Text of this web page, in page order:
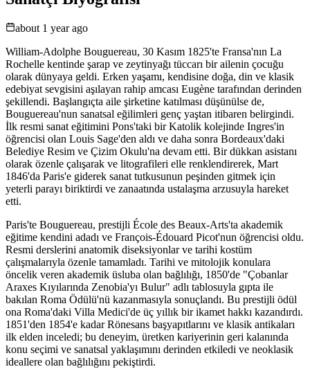
about 1 year ago
William-Adolphe Bouguereau, 30 Kasım 1825'te Fransa'nın La
Rochelle kentinde şarap ve zeytinyağı tüccarı bir ailenin çocuğu
olarak dünyaya geldi. Erken yaşamı, kendisine doğa, din ve klasik
edebiyat sevgisini aşılayan rahip amcası Eugène tarafından derinden
şekillendi. Başlangıçta aile şirketine katılması düşünülse de,
Bouguereau'nun sanatsal eğilimleri genç yaştan itibaren belirgindi.
İlk resmi sanat eğitimini Pons'taki bir Katolik kolejinde Ingres'in
öğrencisi olan Louis Sage'den aldı ve daha sonra Bordeaux'daki
Belediye Resim ve Çizim Okulu'na devam etti. Bir dükkan asistanı
olarak özenle çalışarak ve litografileri elle renklendirerek, Mart
1846'da Paris'e giderek sanat tutkusunun peşinden gitmek için
yeterli parayı biriktirdi ve zanaatında ustalaşma arzusuyla hareket
etti.
Paris'te Bouguereau, prestijli École des Beaux-Arts'ta akademik
eğitime kendini adadı ve François-Édouard Picot'nun öğrencisi oldu.
Resmi derslerini anatomik diseksiyonlar ve tarihi kostüm
çalışmalarıyla özenle tamamladı. Tarihi ve mitolojik konulara
öncelik veren akademik üsluba olan bağlılığı, 1850'de "Çobanlar
Araxes Kıyılarında Zenobia'yı Bulur" adlı tablosuyla gıpta ile
bakılan Roma Ödülü'nü kazanmasıyla sonuçlandı. Bu prestijli ödül
ona Roma'daki Villa Medici'de üç yıllık bir ikamet hakkı kazandırdı.
1851'den 1854'e kadar Rönesans başyapıtlarını ve klasik antikaları
ilk elden inceledi; bu deneyim, üretken kariyerinin geri kalanında
konu seçimi ve sanatsal yaklaşımını derinden etkiledi ve neoklasik
ideallere olan bağlılığını pekiştirdi.